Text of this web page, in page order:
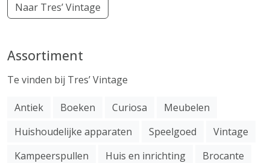
Naar Tres’ Vintage
Assortiment
Te vinden bij Tres’ Vintage
Antiek Boeken Curiosa
Meubelen
Huishoudelijke apparaten
Speelgoed
Vintage
Kampeerspullen
Huis en inrichting Brocante